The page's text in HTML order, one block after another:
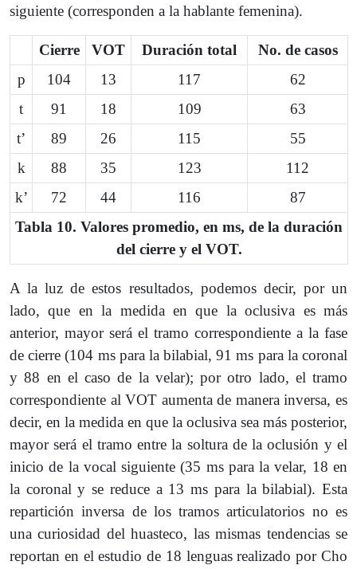
siguiente (corresponden a la hablante femenina).
Cierre VOT Duración total
No. de casos
p
104 13 117
62
t
91 18 109
63
tʼ
89 26 115
55
k
88 35 123
112
kʼ
72 44 116
87
Tabla 10. Valores promedio, en ms, de la duración
del cierre y el VOT.
A la luz de estos resultados, podemos decir, por un
lado, que en la medida en que la oclusiva es más
anterior, mayor será el tramo correspondiente a la fase
de cierre (104 ms para la bilabial, 91 ms para la coronal
y 88 en el caso de la velar); por otro lado, el tramo
correspondiente al VOT aumenta de manera inversa, es
decir, en la medida en que la oclusiva sea más posterior,
mayor será el tramo entre la soltura de la oclusión y el
inicio de la vocal siguiente (35 ms para la velar, 18 en
la coronal y se reduce a 13 ms para la bilabial). Esta
repartición inversa de los tramos articulatorios no es
una curiosidad del huasteco, las mismas tendencias se
reportan en el estudio de 18 lenguas realizado por Cho